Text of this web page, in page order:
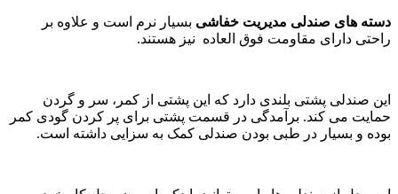
دسته های صندلی مدیریت خفاشی بسیار نرم است و علاوه بر
راحتی دارای مقاومت فوق العاده نیز هستند.
این صندلی پشتی بلندی دارد که این پشتی از کمر، سر و گردن
حمایت می کند. برآمدگی در قسمت پشتی برای پر کردن گودی کمر
بوده و بسیار در طبی بودن صندلی کمک به سزایی داشته است.